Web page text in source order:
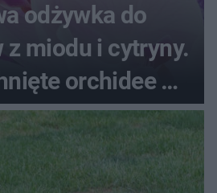
odżywka do
miodu i cytryny.
orchidee po